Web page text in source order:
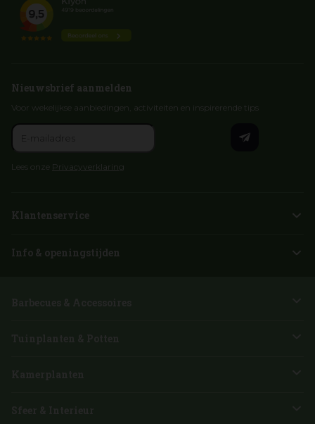
Nieuwsbrief aanmelden
Voor wekelijkse aanbiedingen, activiteiten en inspirerende tips
Lees onze Privacyverklaring
Klantenservice
Info & openingstijden